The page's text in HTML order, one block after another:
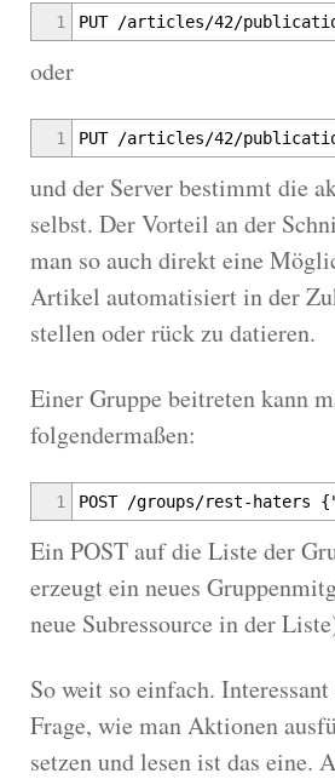
1 PUT /articles/42/
oder
1 PUT /articles/42/
und der Server bestimmt die
selbst. Der Vorteil an der
man so auch direkt eine
Artikel automatisiert in der
stellen oder rück zu datieren.
Einer Gruppe beitreten kann
folgendermaßen:
1 POST /groups/rest-haters
Ein POST auf die Liste der
erzeugt ein neues
neue Subressource in der
So weit so einfach.
Frage, wie man Aktionen
setzen und lesen ist das eine.